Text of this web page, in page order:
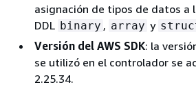
asignación de tipos de datos a
DDL binary , array y
Versión del AWS SDK: la
se utilizó en el controlador se
2.25.34.